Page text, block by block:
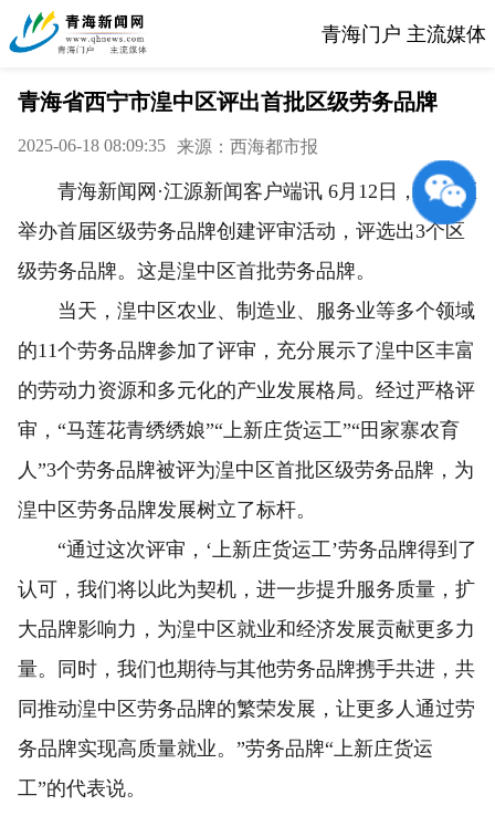
青海门户 主流媒体
青海省西宁市湟中区评出首批区级劳务品牌
2025-06-18 08:09:35 来源：西海都市报
青海新闻网·江源新闻客户端讯 6月12日，湟中区
举办首届区级劳务品牌创建评审活动，评选出3个区
级劳务品牌。这是湟中区首批劳务品牌。
当天，湟中区农业、制造业、服务业等多个领域
的11个劳务品牌参加了评审，充分展示了湟中区丰富
的劳动力资源和多元化的产业发展格局。经过严格评
审，“马莲花青绣绣娘”“上新庄货运工”“田家寨农育
人”3个劳务品牌被评为湟中区首批区级劳务品牌，为
湟中区劳务品牌发展树立了标杆。
“通过这次评审，‘上新庄货运工’劳务品牌得到了
认可，我们将以此为契机，进一步提升服务质量，扩
大品牌影响力，为湟中区就业和经济发展贡献更多力
量。同时，我们也期待与其他劳务品牌携手共进，共
同推动湟中区劳务品牌的繁荣发展，让更多人通过劳
务品牌实现高质量就业。”劳务品牌“上新庄货运
工”的代表说。